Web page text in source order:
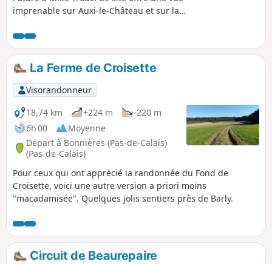
imprenable sur Auxi-le-Château et sur la
un bon bol d'air. Prévoyez de bonnes
chaussures!
La Ferme de Croisette
Visorandonneur
18,74 km
+224 m
-220 m
6h 00
Moyenne
Départ à Bonnières (Pas-de-Calais)
(Pas-de-Calais)
Pour ceux qui ont apprécié la randonnée du Fond de
Croisette, voici une autre version a priori moins
"macadamisée". Quelques jolis sentiers près de Barly.
Circuit de Beaurepaire